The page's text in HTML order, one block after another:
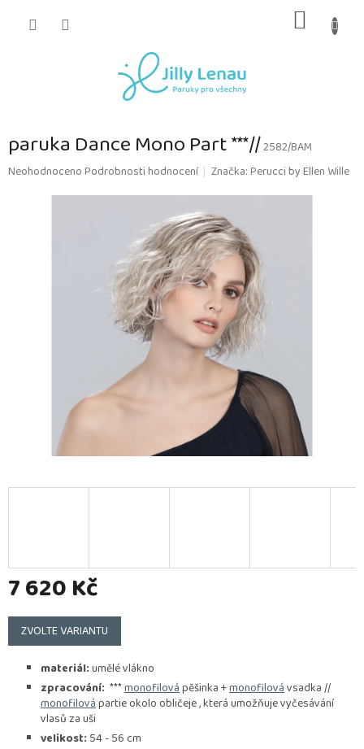
KOŠÍK
paruka Dance Mono Part ***//2582/BAM
Průměrné
NeohodnocenoPodrobnosti hodnocení Značka:Perucci by Ellen Wille
7 620 Kč
Měrná
cena:
ZVOLTE VARIANTU
materiál:umělé vlákno
zpracování: ***monofilovápěšinka +monofilovávsadka //
monofilovápartie okolo obličeje , která umožňuje vyčesávání
vlasů za uši
velikost: 54 - 56 cm